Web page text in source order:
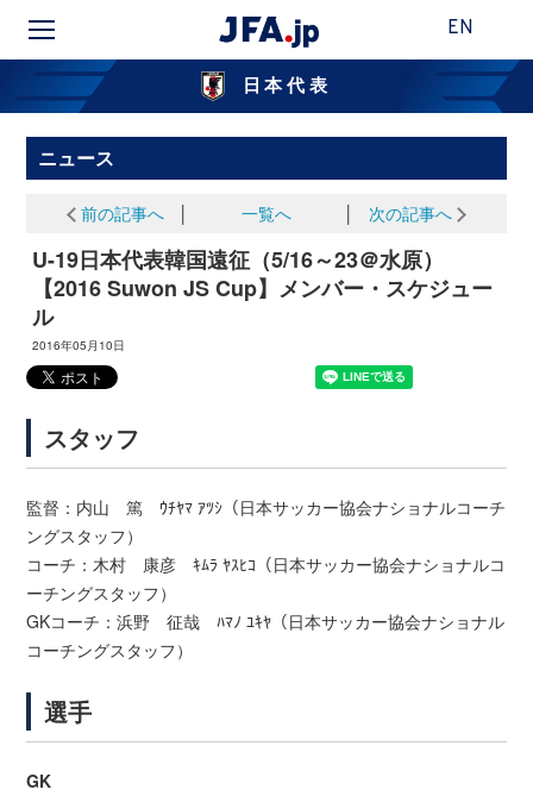
EN
日本代表
ニュース
前の記事へ 一覧へ 次の記事へ
U-19日本代表韓国遠征（5/16～23＠水原）
【2016 Suwon JS Cup】メンバー・スケジュー
ル
2016年05月10日
スタッフ
監督：内山 篤 ｳﾁﾔﾏ ｱﾂｼ（日本サッカー協会ナショナルコーチ
ングスタッフ）
コーチ：木村 康彦 ｷﾑﾗ ﾔｽﾋｺ（日本サッカー協会ナショナルコ
ーチングスタッフ）
GKコーチ：浜野 征哉 ﾊﾏﾉ ﾕｷﾔ（日本サッカー協会ナショナル
コーチングスタッフ）
選手
GK